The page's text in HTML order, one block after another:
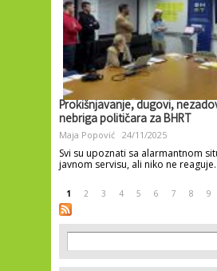
Prokišnjavanje, dugovi,
nebriga političara za BHRT
Maja Popović 24/11/2025
Svi su upoznati sa alarmantnom
javnom servisu, ali niko ne reaguje.
Pages
1 2 3 4 5 6 7 8 9
Search form
Search